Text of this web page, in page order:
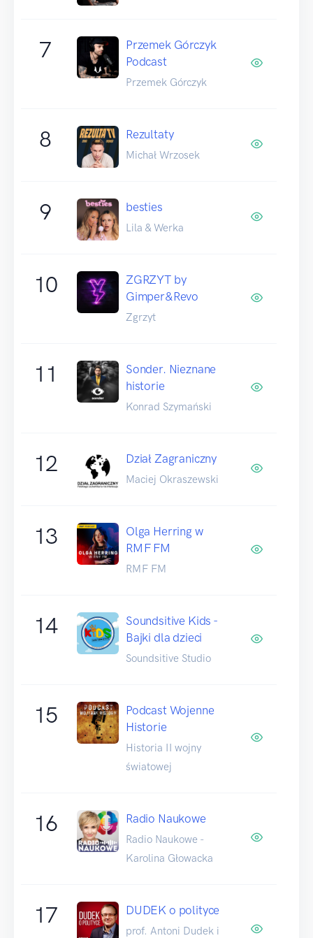
7
Przemek Górczyk
Podcast
Przemek Górczyk
8 Rezultaty
Michał Wrzosek
9 besties
Lila & Werka
10
ZGRZYT by
Gimper&Revo
Zgrzyt
11
Sonder. Nieznane
historie
Konrad Szymański
12 Dział Zagraniczny
Maciej Okraszewski
13
Olga Herring w
RMF FM
RMF FM
14
Soundsitive Kids -
Bajki dla dzieci
Soundsitive Studio
15
Podcast Wojenne
Historie
Historia II wojny
światowej
16 Radio Naukowe
Radio Naukowe -
Karolina Głowacka
17 DUDEK o polityce
prof. Antoni Dudek i